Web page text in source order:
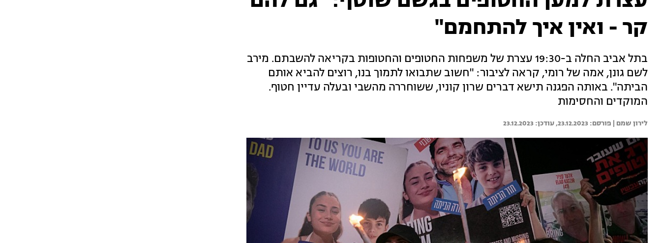
קר - ואין איך להתחמם"
בתל אביב החלה ב-19:30 עצרת של משפחות החטופים והחטופות בקריאה להשבתם. מירב
לשם גונן, אמה של רומי, קראה לציבור: "חשוב שתבואו לתמוך בנו, רוצים להביא אותם
הביתה". באותה הפגנה תישא דברים שרון קוניו, ששוחררה מהשבי ובעלה עדיין חטוף.
המוקדים והחסימות
לירון שמם | 23.12.2023
23.12.2023